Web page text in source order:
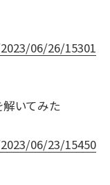
06/26/15301
いてみた
06/23/15450